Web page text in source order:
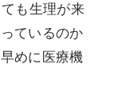
も生理が来
ているのか
めに医療機